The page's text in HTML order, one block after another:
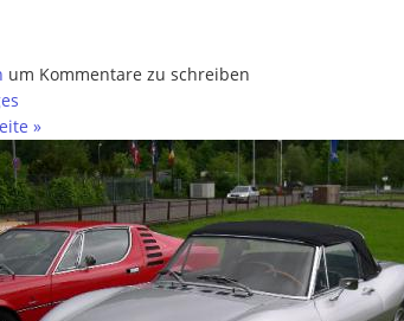
um Kommentare zu schreiben
»